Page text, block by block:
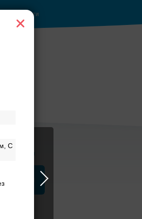
С
Войти
Журнал